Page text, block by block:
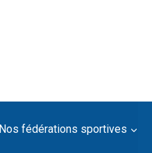
Nos fédérations sportives